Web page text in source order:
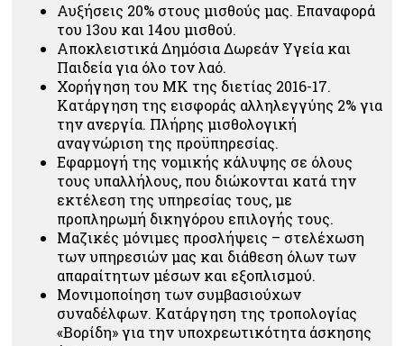
Αυξήσεις 20% στους μισθούς μας. Επαναφορά
του 13ου και 14ου μισθού.
Αποκλειστικά Δημόσια Δωρεάν Υγεία και
Παιδεία για όλο τον λαό.
Χορήγηση του ΜΚ της διετίας 2016-17.
Κατάργηση της εισφοράς αλληλεγγύης 2% για
την ανεργία. Πλήρης μισθολογική
αναγνώριση της προϋπηρεσίας.
Εφαρμογή της νομικής κάλυψης σε όλους
τους υπαλλήλους, που διώκονται κατά την
εκτέλεση της υπηρεσίας τους, με
προπληρωμή δικηγόρου επιλογής τους.
Μαζικές μόνιμες προσλήψεις – στελέχωση
των υπηρεσιών μας και διάθεση όλων των
απαραίτητων μέσων και εξοπλισμού.
Μονιμοποίηση των συμβασιούχων
συναδέλφων. Κατάργηση της τροπολογίας
«Βορίδη» για την υποχρεωτικότητα άσκησης